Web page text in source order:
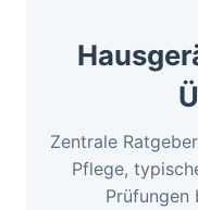
Zentrale
Pflege,
Prüfungen